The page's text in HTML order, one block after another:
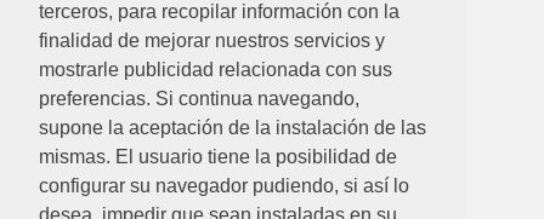
terceros, para recopilar información con la
finalidad de mejorar nuestros servicios y
mostrarle publicidad relacionada con sus
preferencias. Si continua navegando,
supone la aceptación de la instalación de las
mismas. El usuario tiene la posibilidad de
configurar su navegador pudiendo, si así lo
6.83€
BOLSA POL PLEGABLE REISENT MM0200-SHOP
Ver detalle
Disponible en tienda ahora